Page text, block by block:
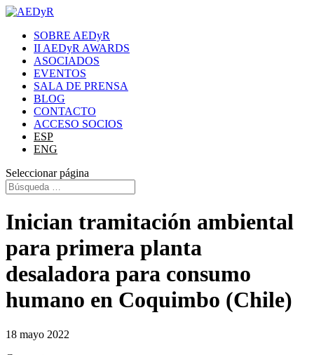
SOBRE AEDyR
II AEDyR AWARDS
ASOCIADOS
EVENTOS
SALA DE PRENSA
BLOG
CONTACTO
ACCESO SOCIOS
ESP
ENG
Seleccionar página
Inician tramitación ambiental
para primera planta
desaladora para consumo
humano en Coquimbo (Chile)
18 mayo 2022